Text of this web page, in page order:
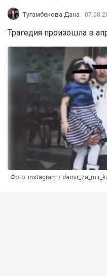
Тугамбекова Дана
Трагедия произошла в
Фото: instagram /